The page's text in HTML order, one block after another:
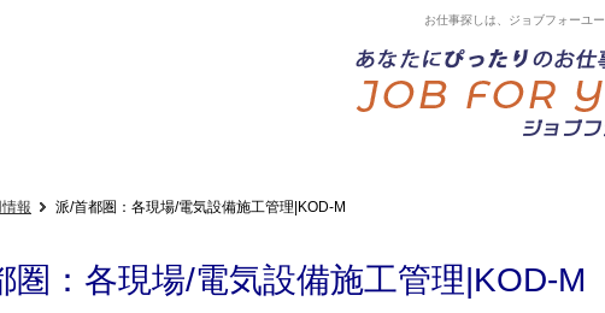
お仕事探しは、ジョブフォーユー
報 派/首都圏：各現場/電気設備施工管理|KOD-M
圏：各現場/電気設備施工管理|KOD-M